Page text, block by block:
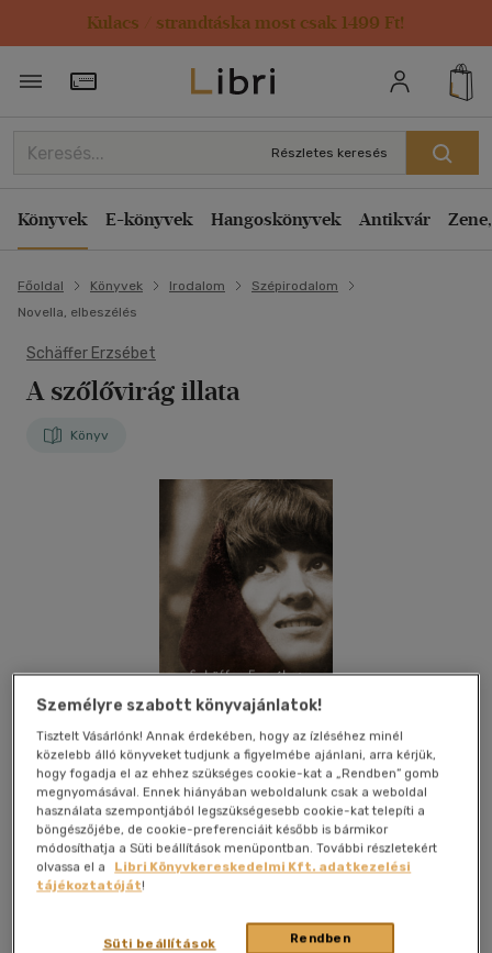
Kulacs / strandtáska most csak 1499 Ft!
Törzsvásárlói Kártya adatai
Részletes keresés
Könyvek E-könyvek Hangoskönyvek Antikvár
Főoldal Könyvek Irodalom
Szépirodalom
Novella, elbeszélés
Schäffer Erzsébet
A szőlővirág illata
Könyv
Kívánságlistához adom Megosztom
Central Könyvek 2023 magyar nyelvű|füles, kartonált
Személyre szabott könyvajánlatok!
Tisztelt Vásárlónk! Annak érdekében, hogy az ízléséhez minél
közelebb álló könyveket tudjunk a figyelmébe ajánlani, arra kérjük,
hogy fogadja el az ehhez szükséges cookie-kat a „Rendben” gomb
megnyomásával. Ennek hiányában weboldalunk csak a weboldal
használata szempontjából legszükségesebb cookie-kat telepíti a
böngészőjébe, de cookie-preferenciáit később is bármikor
módosíthatja a Süti beállítások menüpontban. További részletekért
olvassa el a
Libri Könyvkereskedelmi Kft. adatkezelési
tájékoztatóját!
Rendben
Süti beállítások